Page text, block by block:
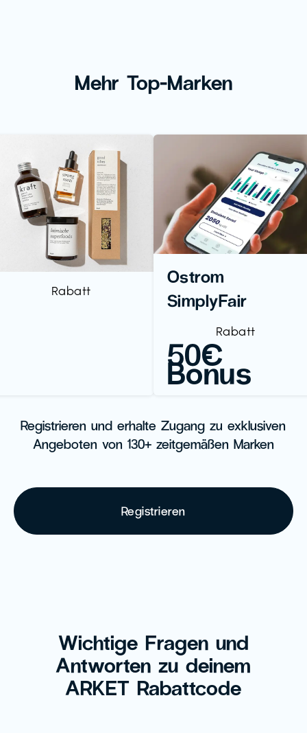
Mehr Top-Marken
Rabatt
Ostrom
SimplyFair
Rabatt
50€
Bonus
Registrieren und erhalte Zugang zu exklusiven
Angeboten von 130+ zeitgemäßen Marken
Registrieren
Wichtige Fragen und
Antworten zu deinem
ARKET Rabattcode